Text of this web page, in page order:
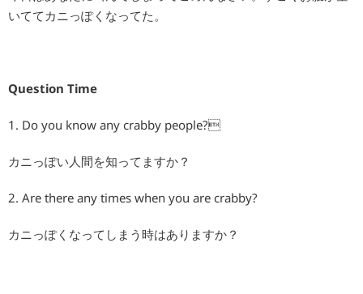
いててカニっぽくなってた。
Question Time
1. Do you know any crabby people?
カニっぽい人間を知ってますか？
2. Are there any times when you are crabby?
カニっぽくなってしまう時はありますか？